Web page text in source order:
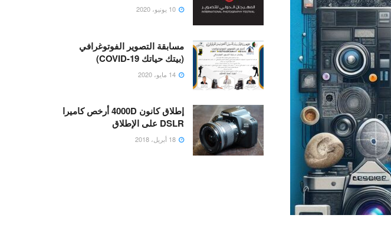
مسابقة التصوير الفوتوغرافي
(بيتك حياتك COVID-19)
إطلاق كانون 4000D أرخص كاميرا
DSLR على الإطلاق